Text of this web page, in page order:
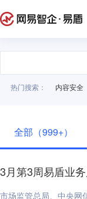
热门搜索： 内容安全
全部（999+）
3月第3周易盾业
市场监管总局、中央网